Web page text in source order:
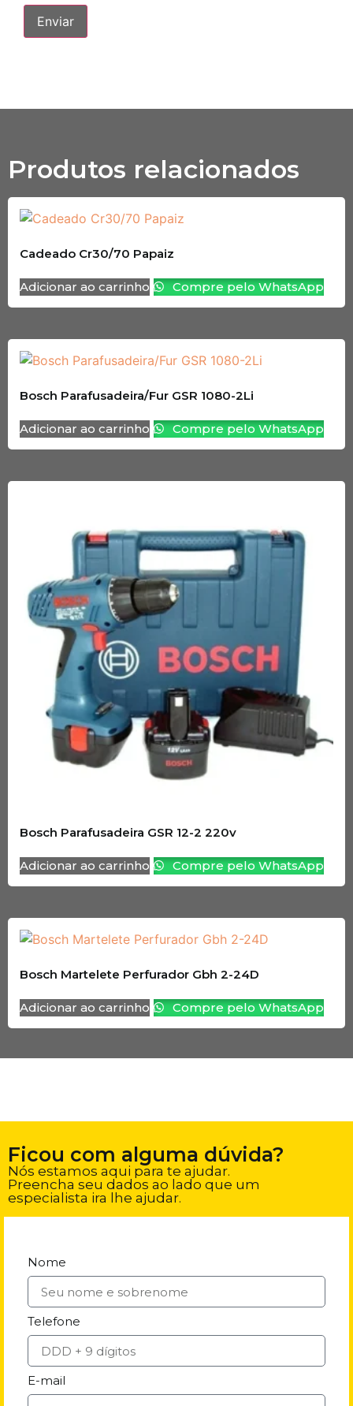
Produtos relacionados
Cadeado Cr30/70 Papaiz
Adicionar ao carrinho Compre pelo WhatsApp
Bosch Parafusadeira/Fur GSR 1080-2Li
Adicionar ao carrinho Compre pelo WhatsApp
Bosch Parafusadeira GSR 12-2 220v
Adicionar ao carrinho Compre pelo WhatsApp
Bosch Martelete Perfurador Gbh 2-24D
Adicionar ao carrinho Compre pelo WhatsApp
Ficou com alguma dúvida?
Nós estamos aqui para te ajudar.
Preencha seu dados ao lado que um
especialista ira lhe ajudar.
Nome
Telefone
E-mail